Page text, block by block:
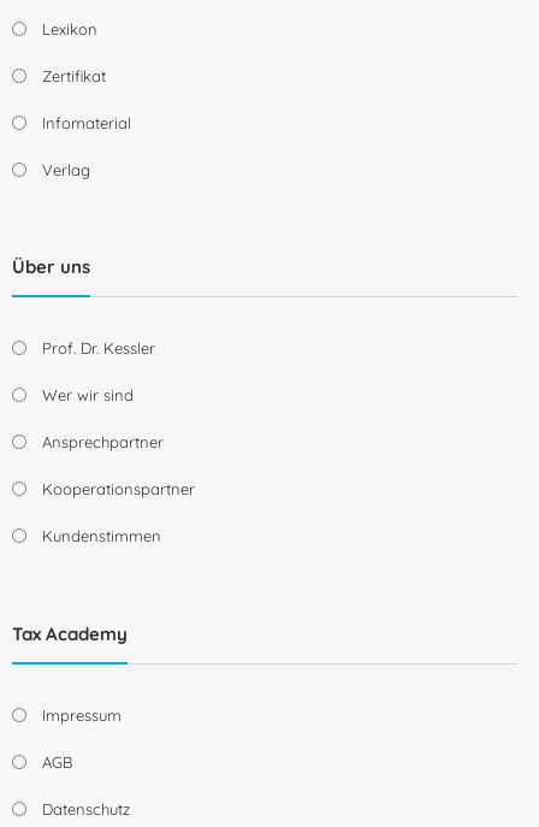
Lexikon
Zertifikat
Infomaterial
Verlag
Über uns
Prof. Dr. Kessler
Wer wir sind
Ansprechpartner
Kooperationspartner
Kundenstimmen
Tax Academy
Impressum
AGB
Datenschutz